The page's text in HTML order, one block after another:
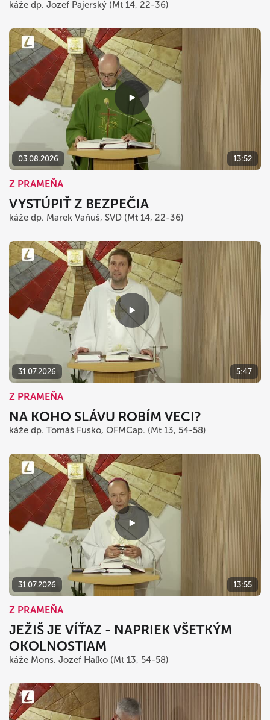
káže dp. Jozef Pajerský (Mt 14, 22-36)
03.08.2026 13:52
Z PRAMEŇA
VYSTÚPIŤ Z BEZPEČIA
káže dp. Marek Vaňuš, SVD (Mt 14, 22-36)
31.07.2026 5:47
Z PRAMEŇA
NA KOHO SLÁVU ROBÍM VECI?
káže dp. Tomáš Fusko, OFMCap. (Mt 13, 54-58)
31.07.2026 13:55
Z PRAMEŇA
JEŽIŠ JE VÍŤAZ - NAPRIEK VŠETKÝM
OKOLNOSTIAM
káže Mons. Jozef Haľko (Mt 13, 54-58)